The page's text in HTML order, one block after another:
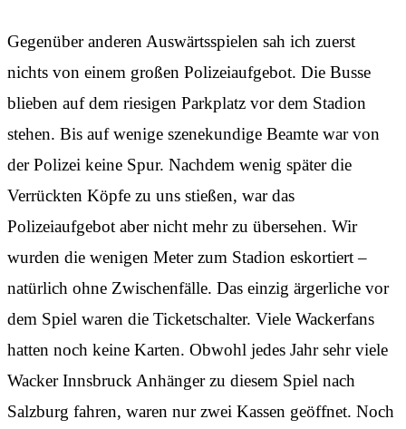
Gegenüber anderen Auswärtsspielen sah ich zuerst
nichts von einem großen Polizeiaufgebot. Die Busse
blieben auf dem riesigen Parkplatz vor dem Stadion
stehen. Bis auf wenige szenekundige Beamte war von
der Polizei keine Spur. Nachdem wenig später die
Verrückten Köpfe zu uns stießen, war das
Polizeiaufgebot aber nicht mehr zu übersehen. Wir
wurden die wenigen Meter zum Stadion eskortiert –
natürlich ohne Zwischenfälle. Das einzig ärgerliche vor
dem Spiel waren die Ticketschalter. Viele Wackerfans
hatten noch keine Karten. Obwohl jedes Jahr sehr viele
Wacker Innsbruck Anhänger zu diesem Spiel nach
Salzburg fahren, waren nur zwei Kassen geöffnet. Noch